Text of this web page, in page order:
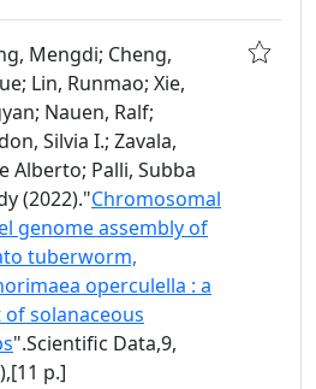
Mengdi; Cheng,
Lin, Runmao; Xie,
Nauen, Ralf;
Silvia I.; Zavala,
Alberto; Palli, Subba
(2022)."Chromosomal
genome assembly of
tuberworm,
operculella : a
of solanaceous
".Scientific Data,9,
p.]